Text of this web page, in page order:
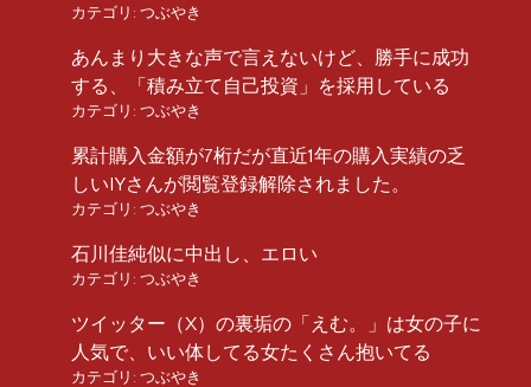
カテゴリ: つぶやき
あんまり大きな声で言えないけど、勝手に成功
する、「積み立て自己投資」を採用している
カテゴリ: つぶやき
累計購入金額が7桁だが直近1年の購入実績の乏
しいIYさんが閲覧登録解除されました。
カテゴリ: つぶやき
石川佳純似に中出し、エロい
カテゴリ: つぶやき
ツイッター（X）の裏垢の「えむ。」は女の子に
人気で、いい体してる女たくさん抱いてる
カテゴリ: つぶやき